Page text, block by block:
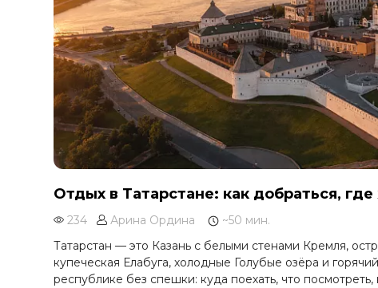
Отдых в Татарстане: как добраться,
234 Арина Ордина
~50 мин.
Татарстан — это Казань с белыми стенами Кремля,
купеческая Елабуга, холодные Голубые озёра и
республике без спешки: куда поехать, что